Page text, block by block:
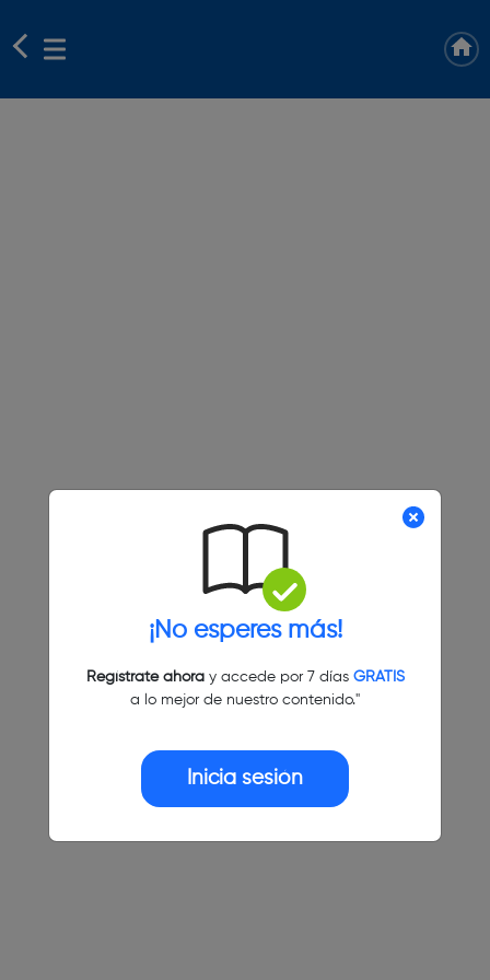
¡No esperes más!
Regístrate ahoray accede por 7 días GRATIS
a lo mejor de nuestro contenido."
Inicia sesión